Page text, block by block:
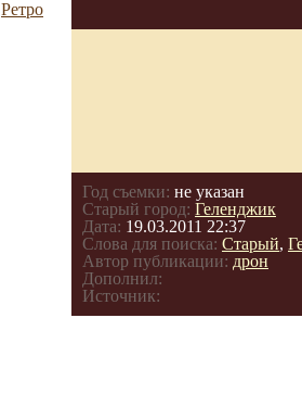
Ретро
Год съемки: не указан
Старый город: Геленджик
Дата: 19.03.2011 22:37
Слова для поиска: Старый,
Автор публикации: дрон
Дополнил:
Источник: